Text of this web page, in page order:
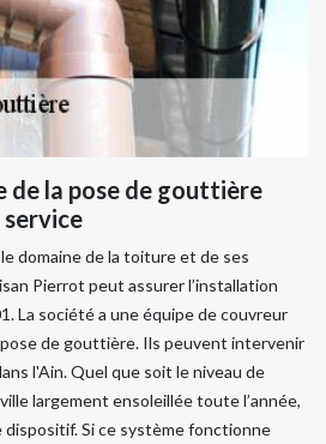
de la pose de gouttière
domaine de la toiture et de ses
Pierrot peut assurer l’installation
La société a une équipe de couvreur
de gouttière. Ils peuvent intervenir
l'Ain. Quel que soit le niveau de
largement ensoleillée toute l’année,
dispositif. Si ce système fonctionne